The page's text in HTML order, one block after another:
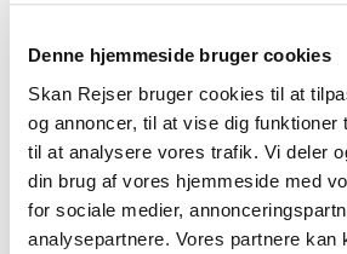
Denne hjemmeside bruger cookies
Skan Rejser bruger cookies til at
og annoncer, til at vise dig funktioner
til at analysere vores trafik. Vi deler
din brug af vores hjemmeside med
for sociale medier,
analysepartnere. Vores partnere kan
Tá familie og venner med på denne
1 dage Fra 299,-